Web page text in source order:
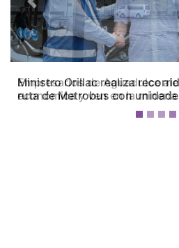
Empresarios de Aguadulce
económica y ven en la
Previous